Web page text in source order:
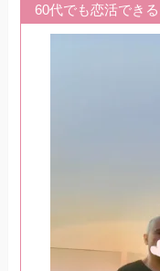
60代でも恋活でき